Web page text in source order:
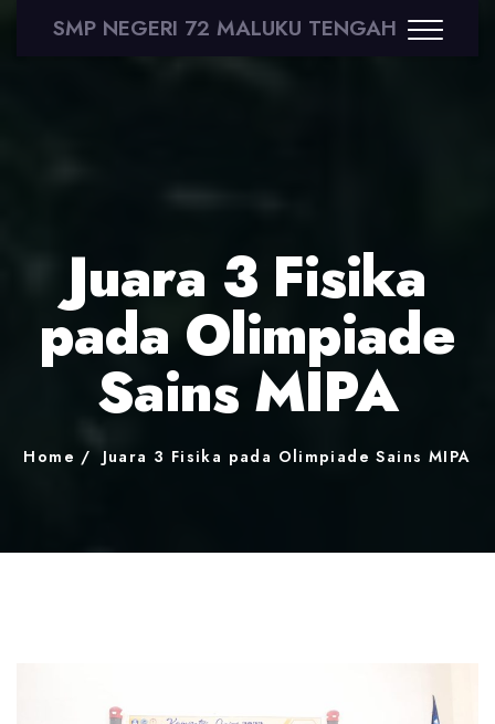
SMP NEGERI 72 MALUKU TENGAH
Juara 3 Fisika
pada Olimpiade
Sains MIPA
Home Juara 3 Fisika pada Olimpiade Sains MIPA